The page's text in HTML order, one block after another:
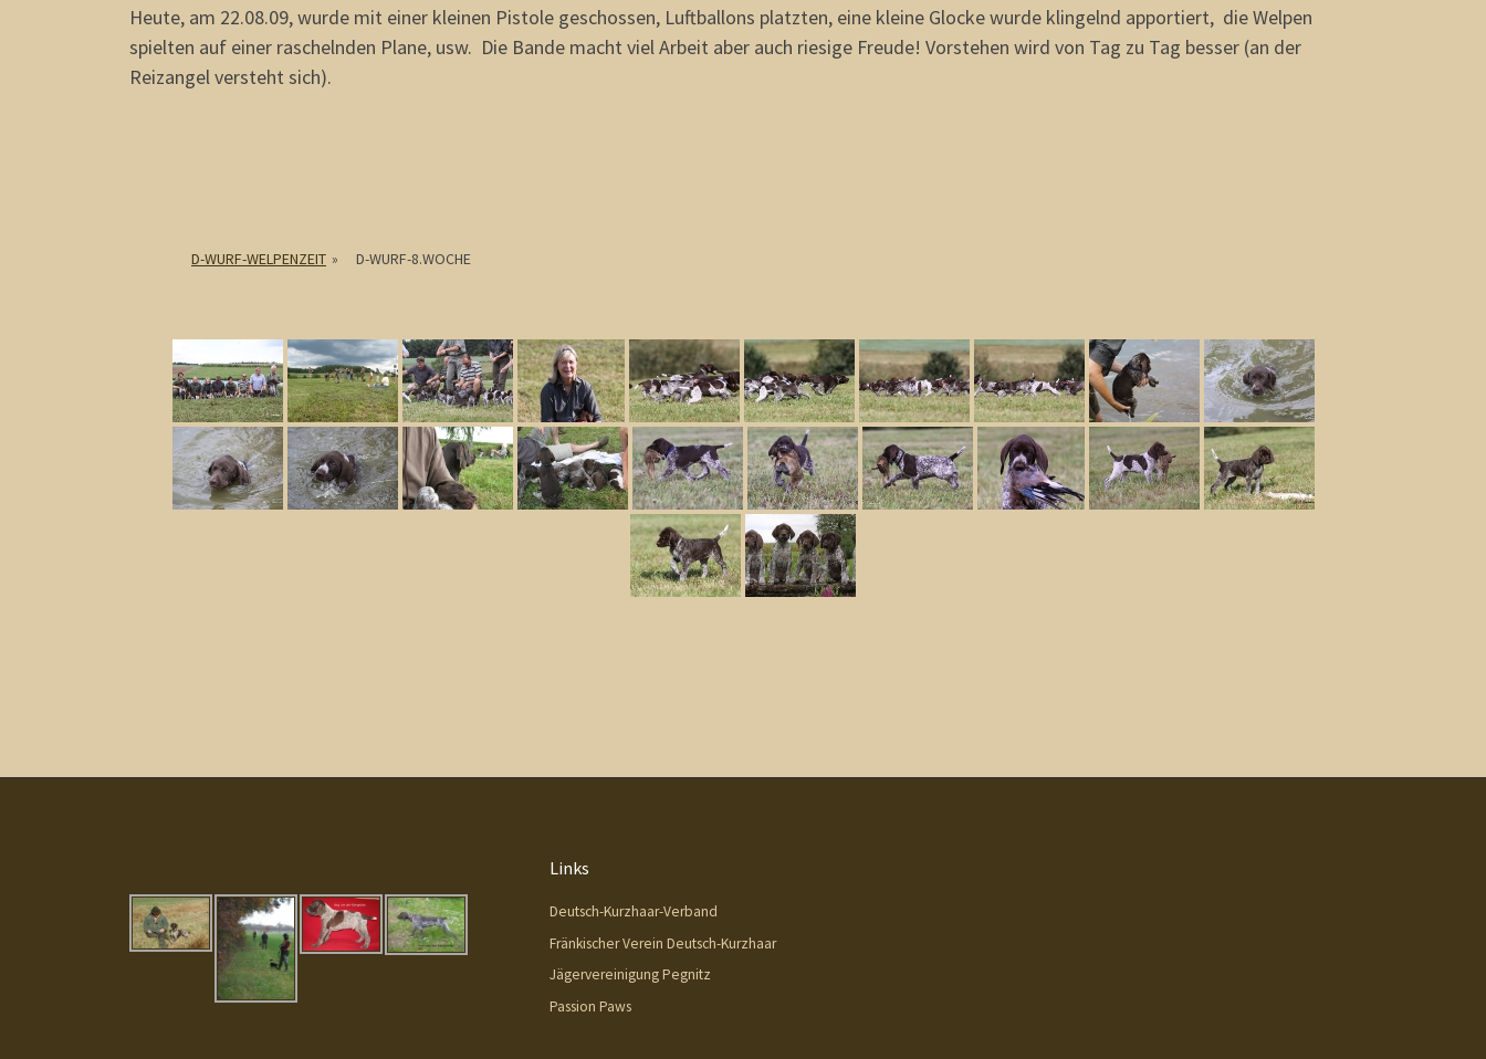
Heute, am 22.08.09, wurde mit einer kleinen Pistole geschossen, Luftballons platzten, eine kleine Glocke wurde klingelnd apportiert, die Welpen
spielten auf einer raschelnden Plane, usw. Die Bande macht viel Arbeit aber auch riesige Freude! Vorstehen wird von Tag zu Tag besser (an der
Reizangel versteht sich).
D-WURF-WELPENZEIT » D-WURF-8.WOCHE
Links
Deutsch-Kurzhaar-Verband
Fränkischer Verein Deutsch-Kurzhaar
Jägervereinigung Pegnitz
Passion Paws